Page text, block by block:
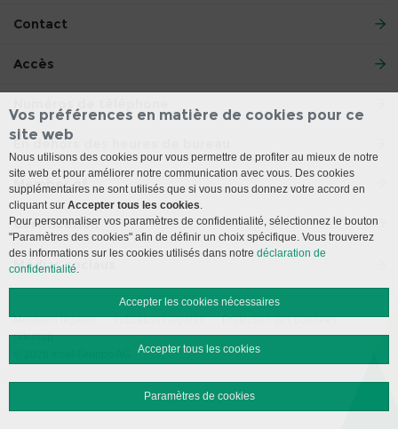
Contact
Accès
En dehors des heures de bureau
Member of
Certification
Médias sociaux
Mentions légales Indications légales
Protection des données
Sitemap
Vos préférences en matière de cookies pour ce
site web
Nous utilisons des cookies pour vous permettre de profiter au mieux de notre
site web et pour améliorer notre communication avec vous. Des cookies
supplémentaires ne sont utilisés que si vous nous donnez votre accord en
cliquant sur Accepter tous les cookies.
Pour personnaliser vos paramètres de confidentialité, sélectionnez le bouton
"Paramètres des cookies" afin de définir un choix spécifique. Vous trouverez
des informations sur les cookies utilisés dans notre déclaration de
confidentialité.
Accepter les cookies nécessaires
Accepter tous les cookies
Paramètres de cookies